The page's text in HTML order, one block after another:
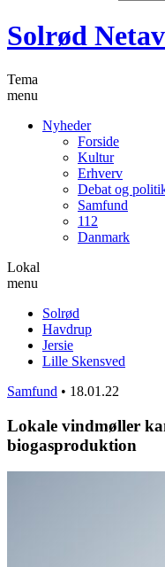
Solrød
Tema
menu
Nyheder
Forside
Kultur
Erhverv
Debat og
Samfund
112
Danmark
Lokal
menu
Solrød
Havdrup
Jersie
Lille Skensved
Samfund • 18.01.22
Lokale vindmøller
biogasproduktion